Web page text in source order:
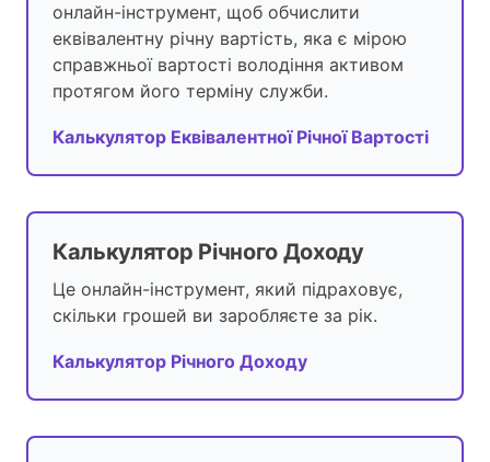
онлайн-інструмент, щоб обчислити
еквівалентну річну вартість, яка є мірою
справжньої вартості володіння активом
протягом його терміну служби.
Калькулятор Еквівалентної Річної Вартості
Калькулятор Річного Доходу
Це онлайн-інструмент, який підраховує,
скільки грошей ви заробляєте за рік.
Калькулятор Річного Доходу